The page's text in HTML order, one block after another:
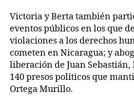
Victoria y Berta también
eventos públicos en los que
violaciones a los derechos
cometen en Nicaragua; y
liberación de Juan Sebastián,
140 presos políticos que
Ortega Murillo.